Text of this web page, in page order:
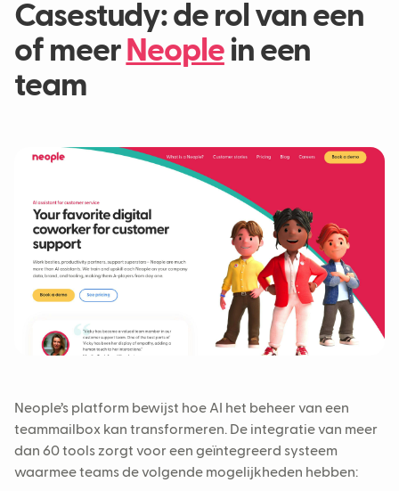
Casestudy: de rol van een
of meer Neoplein een
team
Neople’s platform bewijst hoe AI het beheer van een
teammailbox kan transformeren. De integratie van meer
dan 60 tools zorgt voor een geïntegreerd systeem
waarmee teams de volgende mogelijkheden hebben: